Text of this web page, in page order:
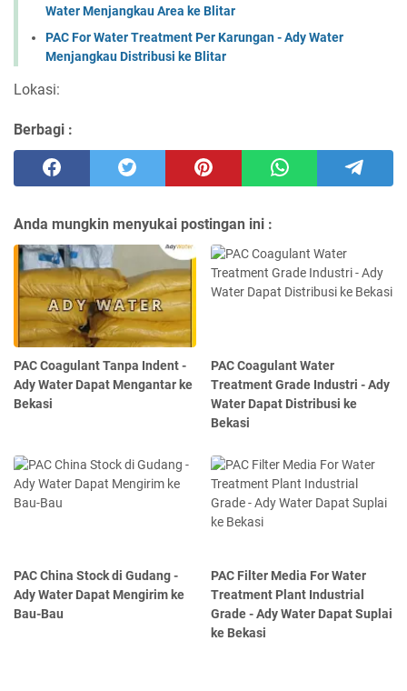
Water Menjangkau Area ke Blitar
PAC For Water Treatment Per Karungan - Ady Water
Menjangkau Distribusi ke Blitar
Lokasi:
Berbagi :
Anda mungkin menyukai postingan ini :
PAC Coagulant Tanpa Indent -
Ady Water Dapat Mengantar ke
Bekasi
PAC Coagulant Water
Treatment Grade Industri - Ady
Water Dapat Distribusi ke
Bekasi
PAC China Stock di Gudang -
Ady Water Dapat Mengirim ke
Bau-Bau
PAC Filter Media For Water
Treatment Plant Industrial
Grade - Ady Water Dapat Suplai
ke Bekasi